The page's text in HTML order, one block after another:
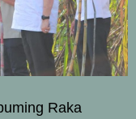
Raka